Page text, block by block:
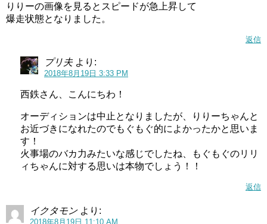
りりーの画像を見るとスピードが急上昇して
爆走状態となりました。
返信
プリ夫 より:
2018年8月19日 3:33 PM
西鉄さん、こんにちわ！
オーディションは中止となりましたが、りりーちゃんと
お近づきになれたのでもぐもぐ的によかったかと思いま
す！
火事場のバカ力みたいな感じでしたね、もぐもぐのリリ
ィちゃんに対する思いは本物でしょう！！
返信
イクタモン より:
2018年8月19日 11:10 AM